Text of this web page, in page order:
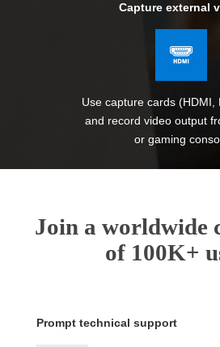
Capture external
Use capture cards (HDMI,
and record video output
or gaming
Join a worldwide
of 100K+
Prompt technical support